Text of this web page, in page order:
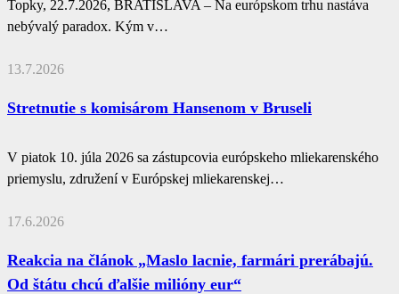
Topky, 22.7.2026, BRATISLAVA – Na európskom trhu nastáva
nebývalý paradox. Kým v…
13.7.2026
Stretnutie s komisárom Hansenom v Bruseli
V piatok 10. júla 2026 sa zástupcovia európskeho mliekarenského
priemyslu, združení v Európskej mliekarenskej…
17.6.2026
Reakcia na článok „Maslo lacnie, farmári prerábajú.
Od štátu chcú ďalšie milióny eur“